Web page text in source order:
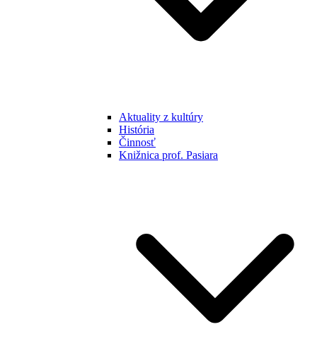
Aktuality z kultúry
História
Činnosť
Knižnica prof. Pasiara